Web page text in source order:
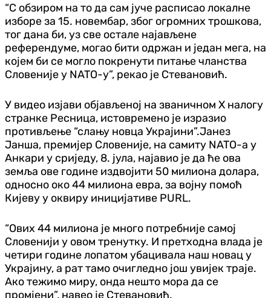
“С обзиром на то да сам јуче расписао локалне
изборе за 15. новембар, због огромних трошкова,
тог дана би, уз све остале најављене
референдуме, могао бити одржан и један мега, на
којем би се могло покренути питање чланства
Словеније у NATO-у”, рекао је Стевановић.
У видео изјави објављеној на званичном X налогу
странке Ресница, истовремено је изразио
противљење “слању новца Украјини”.Јанез
Јанша, премијер Словеније, на самиту NATO-а у
Анкари у сриједу, 8. јула, најавио је да ће ова
земља ове године издвојити 50 милиона долара,
односно око 44 милиона евра, за војну помоћ
Кијеву у оквиру иницијативе PURL.
“Ових 44 милиона је много потребније самој
Словенији у овом тренутку. И претходна влада је
четири године лопатом убацивала наш новац у
Украјину, а рат тамо очигледно још увијек траје.
Ако тежимо миру, онда нешто мора да се
промјени”, навео је Стевановић.